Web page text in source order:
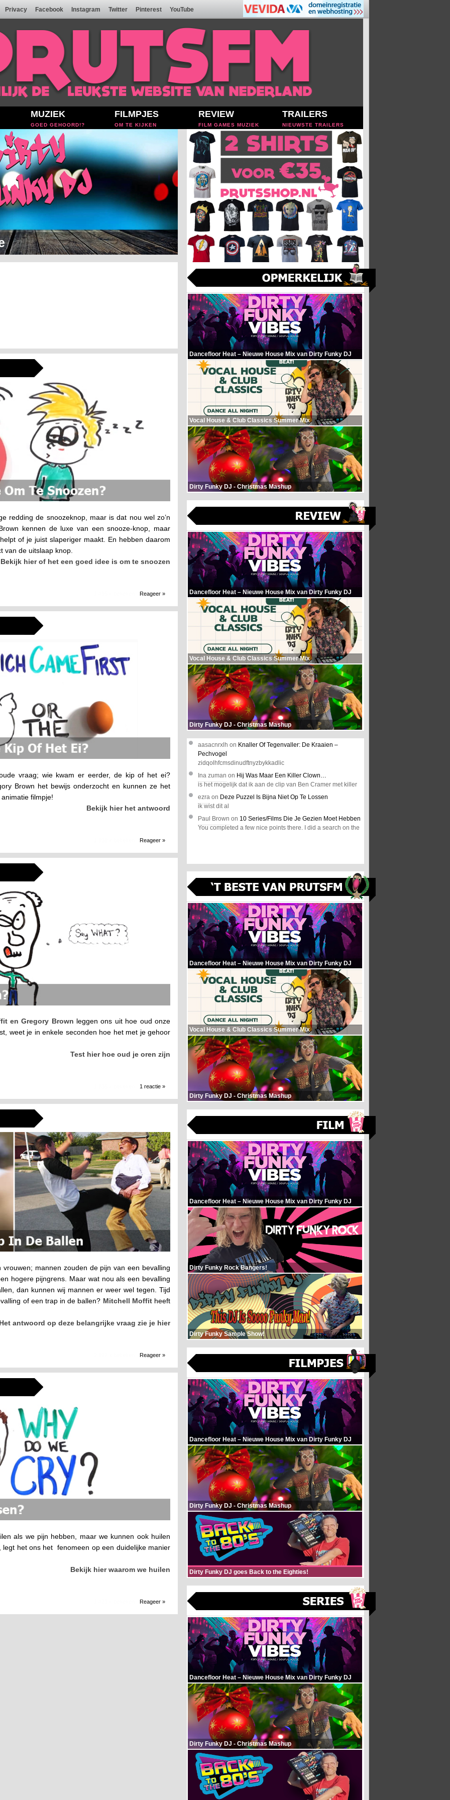
Privacy Facebook Instagram Twitter Pinterest YouTube
MUZIEK
GOED GEHOORD!?
FILMPJES
OM TE KIJKEN
REVIEW
FILM GAMES MUZIEK
TRAILERS
NIEUWSTE TRAILERS
Beats
redding de snoozeknop, maar is dat nou wel zo’n
kennen de luxe van een snooze-knop, maar
of je juist slaperiger maakt. En hebben daarom
van de uitslaap knop.
Bekijk hier of het een goed idee is om te snoozen
Reageer »
vraag; wie kwam er eerder, de kip of het ei?
Brown het bewijs onderzocht en kunnen ze het
filmpje!
Bekijk hier het antwoord
Reageer »
en Gregory Brown leggen ons uit hoe oud onze
weet je in enkele seconden hoe het met je gehoor
Test hier hoe oud je oren zijn
1 reactie »
mannen zouden de pijn van een bevalling
hogere pijngrens. Maar wat nou als een bevalling
dan kunnen wij mannen er weer wel tegen. Tijd
of een trap in de ballen? Mitchell Moffit heeft
Het antwoord op deze belangrijke vraag zie je hier
Reageer »
als we pijn hebben, maar we kunnen ook huilen
legt het ons het fenomeen op een duidelijke manier
Bekijk hier waarom we huilen
Reageer »
Dancefloor Heat – Nieuwe House Mix van Dirty Funky DJ
Vocal House & Club Classics Summer Mix
Dirty Funky DJ - Christmas Mashup
Dancefloor Heat – Nieuwe House Mix van Dirty Funky DJ
Vocal House & Club Classics Summer Mix
Dirty Funky DJ - Christmas Mashup
aasacnrxlh on Knaller Of Tegenvaller: De Kraaien –
Pechvogel
zidqolhfcmsdinudftnyzbykkadlic
Ina zuman on Hij Was Maar Een Killer Clown…
is het mogelijk dat ik aan de clip van Ben Cramer met killer
ezra on Deze Puzzel Is Bijna Niet Op Te Lossen
ik wist dit al
Paul Brown on 10 Series/Films Die Je Gezien Moet Hebben
You completed a few nice points there. I did a search on the
Dancefloor Heat – Nieuwe House Mix van Dirty Funky DJ
Vocal House & Club Classics Summer Mix
Dirty Funky DJ - Christmas Mashup
Dancefloor Heat – Nieuwe House Mix van Dirty Funky DJ
Dirty Funky Rock Bangers!
Dirty Funky Sample Show!
Dancefloor Heat – Nieuwe House Mix van Dirty Funky DJ
Dirty Funky DJ - Christmas Mashup
Dirty Funky DJ goes Back to the Eighties!
Dancefloor Heat – Nieuwe House Mix van Dirty Funky DJ
Dirty Funky DJ - Christmas Mashup